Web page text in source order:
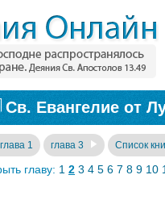
Св. Евангелие от
глава 1 глава 3 Список
главу: 1 2 3 4 5 6 7 8 9 10